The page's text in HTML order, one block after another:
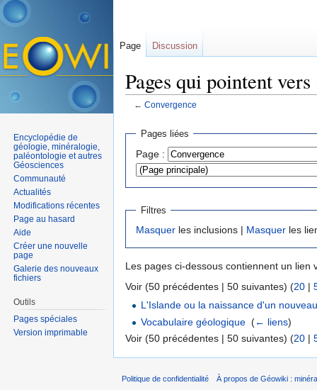
Pages qui pointent
← Convergence
Pages liées
Page :
Filtres
Masquer les inclusions | Masquer les
Les pages ci-dessous contiennent un lien
Voir (50 précédentes | 50 suivantes) (20 |
L'Islande ou la naissance d'un
Vocabulaire géologique ‎(← liens)
Voir (50 précédentes | 50 suivantes) (20 |
Page Discussion
Encyclopédie de
géologie, minéralogie,
paléontologie et autres
Géosciences
Communauté
Actualités
Modifications récentes
Page au hasard
Aide
Créer une nouvelle
page
Galerie des nouveaux
fichiers
Outils
Pages spéciales
Version imprimable
Politique de confidentialité À propos de Géowiki :